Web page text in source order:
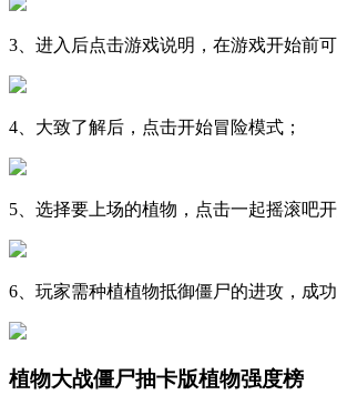
3、进入后点击游戏说明，在游戏开始前
4、大致了解后，点击开始冒险模式；
5、选择要上场的植物，点击一起摇滚吧开
6、玩家需种植植物抵御僵尸的进攻，成
植物大战僵尸抽卡版植物强度榜